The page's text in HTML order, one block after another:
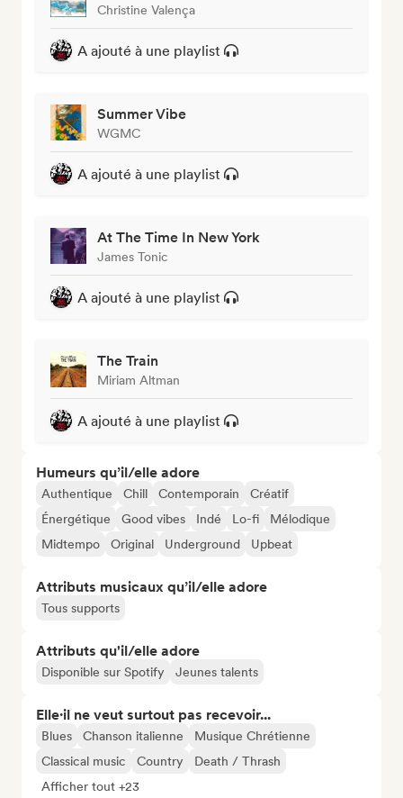
Christine Valença
A ajouté à une playlist
Summer Vibe
WGMC
A ajouté à une playlist
At The Time In New York
James Tonic
A ajouté à une playlist
The Train
Miriam Altman
A ajouté à une playlist
Humeurs qu’il/elle adore
Authentique Chill Contemporain
Créatif
Énergétique
Good vibes Indé Lo-fi
Mélodique
Midtempo
Original Underground Upbeat
Attributs musicaux qu’il/elle adore
Tous supports
Attributs qu'il/elle adore
Disponible sur Spotify Jeunes talents
Elle·il ne veut surtout pas recevoir...
Blues Chanson italienne
Musique Chrétienne
Classical music
Country
Death / Thrash
Afficher tout +23